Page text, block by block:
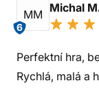
MM
6
Michal
Perfektní hra,
Rychlá, malá a